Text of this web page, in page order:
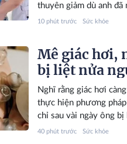
thuyên giảm dù anh đã
10 phút trước Sức khỏe
Mê giác hơi,
bị liệt nửa
Nghĩ rằng giác hơi
thực hiện phương
chỉ sau vài ngày ông
có thể đang mắc phải.
40 phút trước Sức khỏe